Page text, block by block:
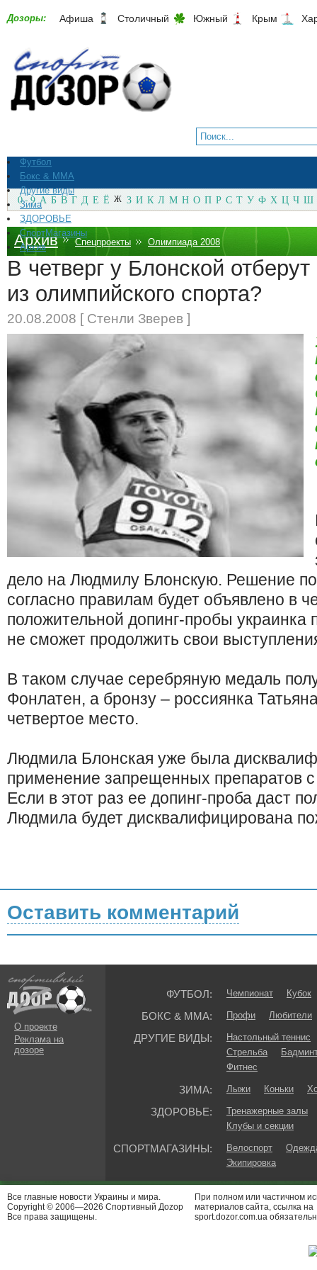
Дозоры: Афиша Столичный Южный Крым
Футбол
Бокс & ММА
Другие виды
Зима
ЗДОРОВЬЕ
СпортМагазины
Архив
0 - 9 А Б В Г Д Е Ё Ж З И К Л М Н О П Р С Т У Ф Х Ц Ч Ш
Архив Спецпроекты Олимпиада 2008
В четверг у Блонской
из олимпийского спорта?
20.08.2008 [ Стенли Зверев ]
дело на Людмилу Блонскую. Решение
согласно правилам будет объявлено в
положительной допинг-пробы украинка
не сможет продолжить свои
В таком случае серебряную медаль
Фонлатен, а бронзу – россиянка
четвертое место.
Людмила Блонская уже была
применение запрещенных препаратов
Если в этот раз ее допинг-проба даст
Людмила будет дисквалифицирована
Оставить комментарий
О проекте
Реклама на
дозоре
ФУТБОЛ: Чемпионат Кубок
БОКС & ММА: Профи Любители
ДРУГИЕ ВИДЫ:
Настольный теннис
Стрельба
Фитнес
ЗИМА: Лыжи Коньки
ЗДОРОВЬЕ:
Тренажерные залы
Клубы и секции
СПОРТМАГАЗИНЫ: Велоспорт
Экипировка
Все главные новости Украины и мира.
Copyright © 2006—2026 Спортивный Доzор
Все права защищены.
При полном или частичном
материалов сайта, ссылка на
sport.dozor.com.ua